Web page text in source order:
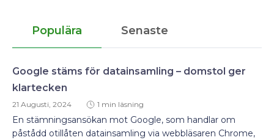
Populära Senaste
Google stäms för datainsamling – domstol ger
klartecken
21 Augusti, 2024 1 min läsning
En stämningsansökan mot Google, som handlar om
påstådd otillåten datainsamling via webbläsaren Chrome,